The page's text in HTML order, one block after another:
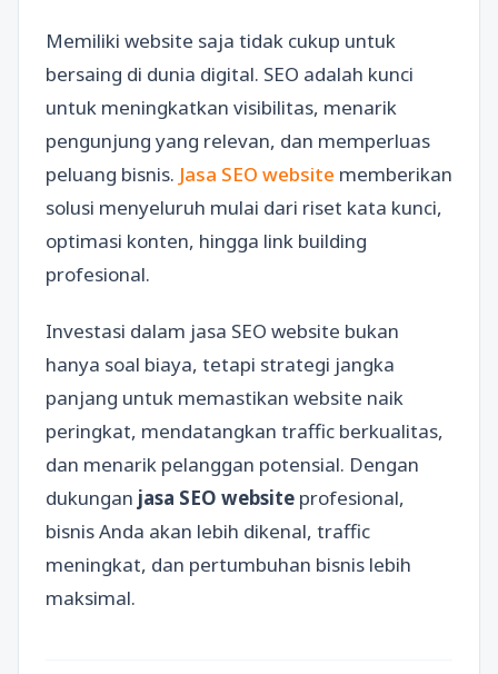
Memiliki website saja tidak cukup untuk
bersaing di dunia digital. SEO adalah kunci
untuk meningkatkan visibilitas, menarik
pengunjung yang relevan, dan memperluas
peluang bisnis. Jasa SEO website memberikan
solusi menyeluruh mulai dari riset kata kunci,
optimasi konten, hingga link building
profesional.
Investasi dalam jasa SEO website bukan
hanya soal biaya, tetapi strategi jangka
panjang untuk memastikan website naik
peringkat, mendatangkan traffic berkualitas,
dan menarik pelanggan potensial. Dengan
dukungan jasa SEO website profesional,
bisnis Anda akan lebih dikenal, traffic
meningkat, dan pertumbuhan bisnis lebih
maksimal.